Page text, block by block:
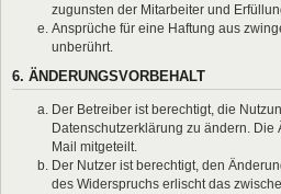
zugunsten der Mitarbeiter und
Ansprüche für eine Haftung aus
unberührt.
6. ÄNDERUNGSVORBEHALT
Der Betreiber ist berechtigt, die
Datenschutzerklärung zu ändern.
Mail mitgeteilt.
Der Nutzer ist berechtigt, den
des Widerspruchs erlischt das